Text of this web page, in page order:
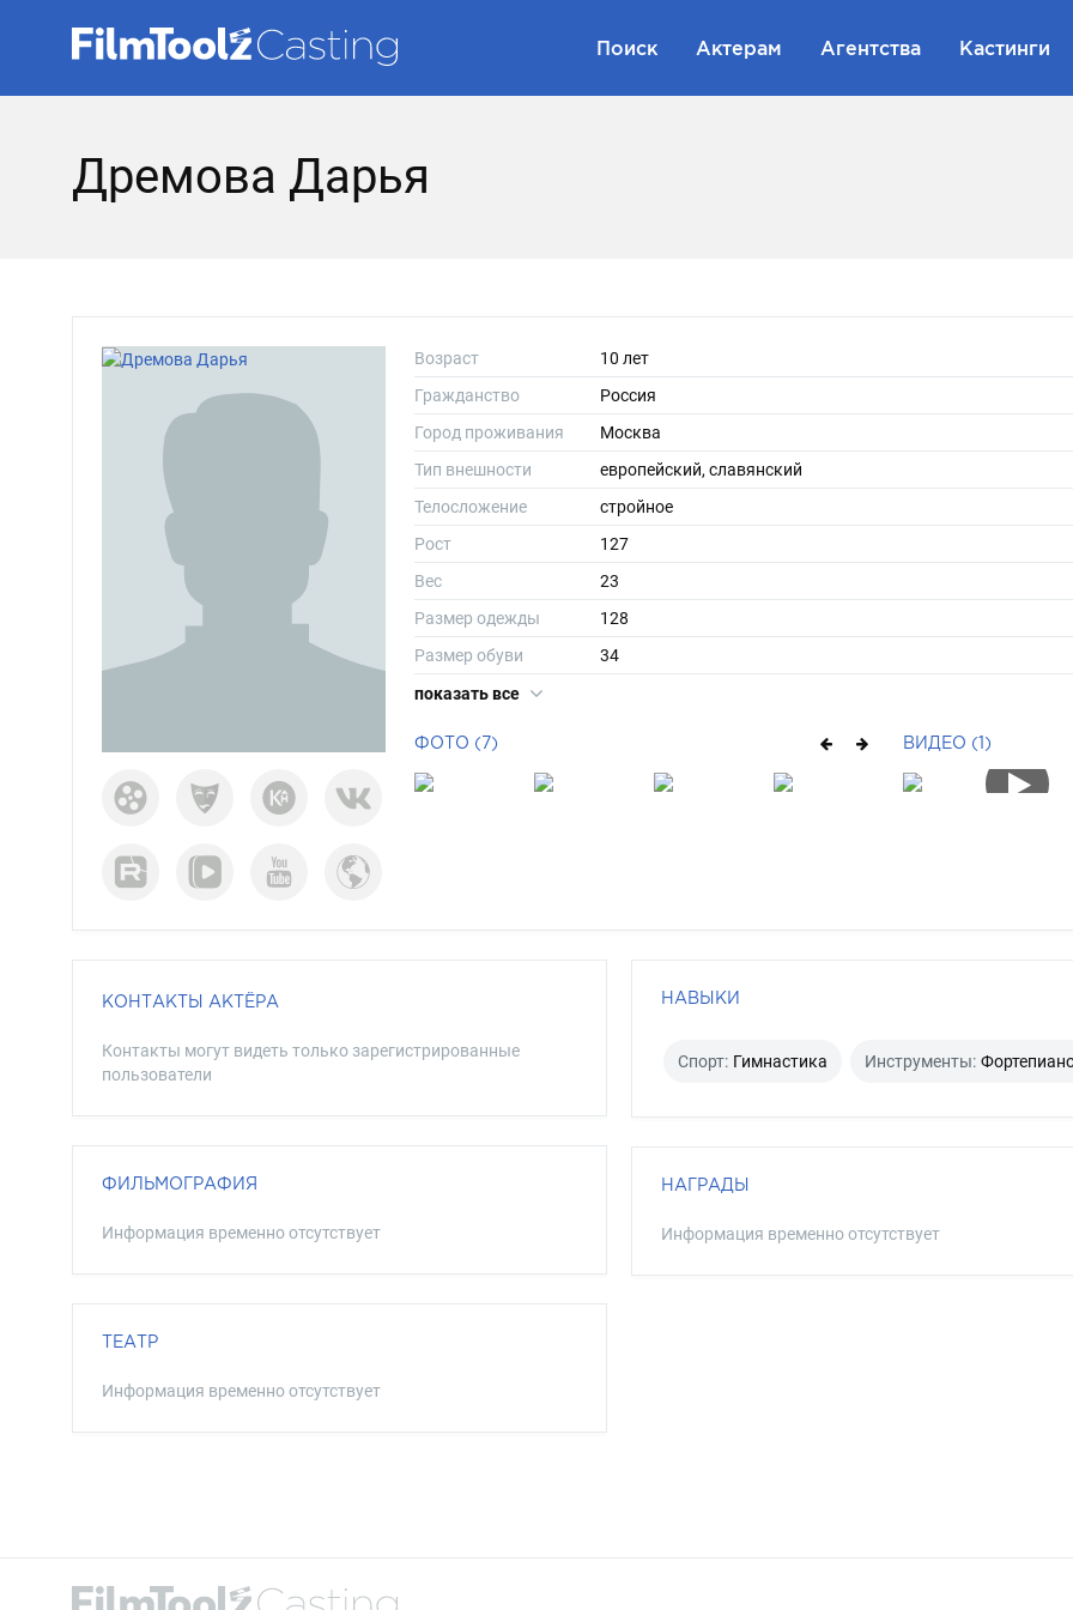
Поиск Актерам Агентства Кастинги
Дремова Дарья
Возраст
10 лет
Гражданство
Россия
Город проживания
Москва
Тип внешности
европейский, славянский
Телосложение
стройное
Рост
127
Вес
23
Размер одежды
128
Размер обуви
34
Длина волос
показать все
ФОТО (7) ВИДЕО (1)
КОНТАКТЫ АКТЁРА
Контакты могут видеть только зарегистрированные
пользователи
ФИЛЬМОГРАФИЯ
Информация временно отсутствует
ТЕАТР
Информация временно отсутствует
НАВЫКИ
Спорт: Гимнастика Инструменты:
НАГРАДЫ
Информация временно отсутствует